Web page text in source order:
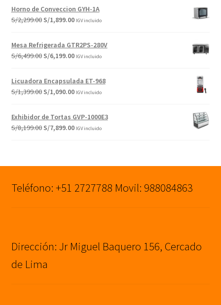
original
era:
S/1,199.00.
actual
es:
Horno de Conveccion GYH-1A
S/2,299.00 El
original
era:
S/2,299.00.
S/1,899.00El
actual
es:
IGV incluido
Mesa Refrigerada GTR2PS-280V
S/6,499.00 El
original
era:
S/6,499.00.
S/6,199.00El
actual
es:
IGV incluido
Licuadora Encapsulada ET-968
S/1,399.00 El
original
era:
S/1,399.00.
S/1,090.00El
actual
es:
IGV incluido
Exhibidor de Tortas GVP-1000E3
S/8,199.00 El
S/7,899.00ElIGV incluido
Teléfono: +51 2727788 Movil: 988084863
Dirección: Jr Miguel Baquero 156, Cercado
de Lima